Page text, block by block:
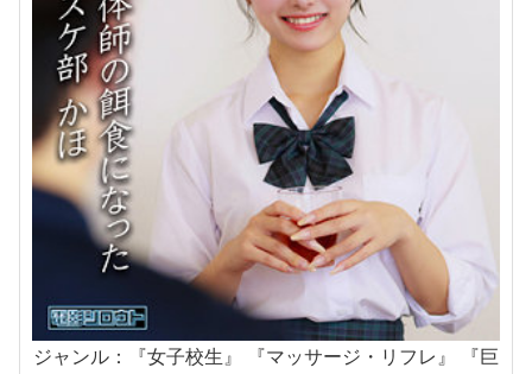
ジャンル：『女子校生』 『マッサージ・リフレ』 『巨